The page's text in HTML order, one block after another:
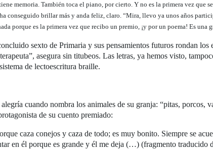
memoria. También toca el piano, por cierto. Y no es la primera vez que
conseguido brillar más y anda feliz, claro. “Mira, llevo ya unos años
porque es la primera vez que recibo un premio, ¡y por un poema! Es
sexto de Primaria y sus pensamientos futuros rondan
asegura sin titubeos. Las letras, ya hemos visto,
de lectoescritura braille.
cuando nombra los animales de su granja: “pitas, porcos,
de su cuento premiado:
caza conejos y caza de todo; es muy bonito. Siempre se
en él porque es grande y él me deja (…) (fragmento traducido